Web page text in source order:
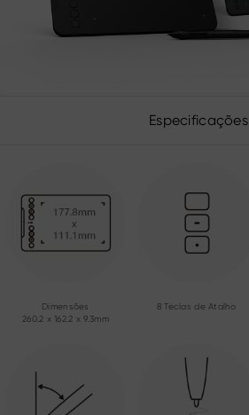
Especificações
Dimensões
260.2 x 162.2 x 9.3mm
8 Teclas de Atalho